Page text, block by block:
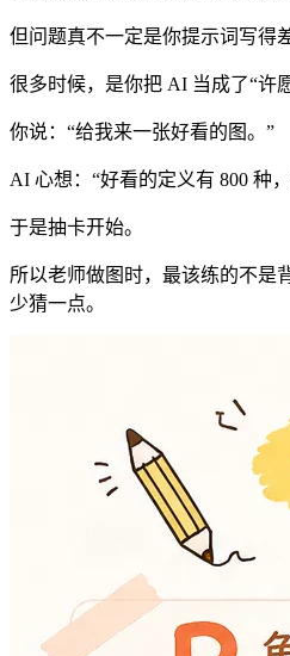
但问题真不一定是你提示词写得差
很多时候，是你把 AI 当成了“许愿
你说：“给我来一张好看的图。”
AI 心想：“好看的定义有 800 种
于是抽卡开始。
所以老师做图时，最该练的不是
少猜一点。